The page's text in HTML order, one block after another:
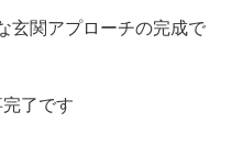
玄関アプローチの完成で
了です